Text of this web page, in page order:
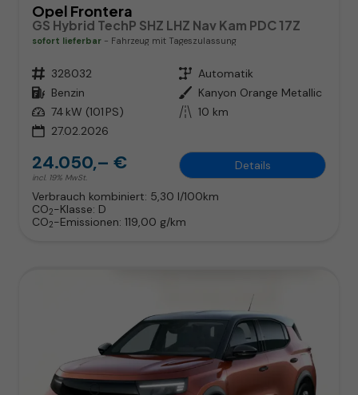
Opel Frontera
GS Hybrid TechP SHZ LHZ Nav Kam PDC 17Z
sofort lieferbar Fahrzeug mit Tageszulassung
Fahrzeugnr. 328032 Getriebe Automatik
Kraftstoff Benzin Außenfarbe Kanyon Orange Metallic
Leistung 74 kW (101 PS) Kilometerstand 10 km
27.02.2026
24.050,– €
incl. 19% MwSt.
Details
Verbrauch kombiniert: 5,30 l/100km
CO2-Klasse: D
CO2-Emissionen: 119,00 g/km